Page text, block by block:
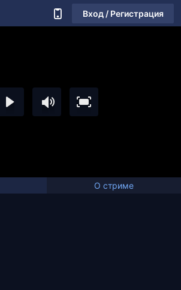
Вход / Регистрация
О стриме